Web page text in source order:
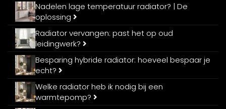
Nadelen lage temperatuur radiator? | De
oplossing
Radiator vervangen: past het op oud
leidingwerk?
Besparing hybride radiator: hoeveel bespaar je
echt?
Welke radiator heb ik nodig bij een
warmtepomp?